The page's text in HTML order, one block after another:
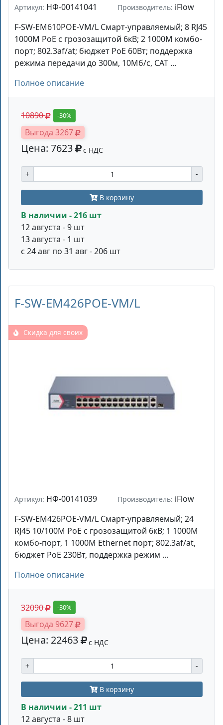
Артикул: НФ-00141041 Производитель: iFlow
F-SW-EM610POE-VM/L Смарт-управляемый; 8 RJ45
1000M PoE с грозозащитой 6кВ; 2 1000М комбо-
порт; 802.3af/at; бюджет PoE 60Вт; поддержка
режима передачи до 300м, 10Мб/с, CAT ...
Полное описание
10890 -30%
Выгода 3267
Цена: 7623 с НДС
+ -
В корзину
В наличии - 216 шт
12 августа - 9 шт
13 августа - 1 шт
с 24 авг по 31 авг - 206 шт
F-SW-EM426POE-VM/L
Скидка для своих
Артикул: НФ-00141039 Производитель: iFlow
F-SW-EM426POE-VM/L Смарт-управляемый; 24
RJ45 10/100M PoE с грозозащитой 6кВ; 1 1000M
комбо-порт, 1 1000М Ethernet порт; 802.3af/at,
бюджет PoE 230Вт, поддержка режим ...
Полное описание
32090 -30%
Выгода 9627
Цена: 22463 с НДС
+ -
В корзину
В наличии - 211 шт
12 августа - 8 шт